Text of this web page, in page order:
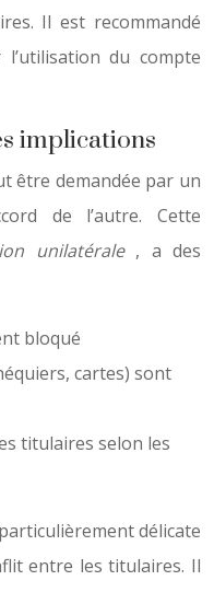
Il est recommandé
du compte
implications
être demandée par un
de l’autre. Cette
unilatérale , a des
bloqué
cartes) sont
titulaires selon les
délicate
entre les titulaires. Il